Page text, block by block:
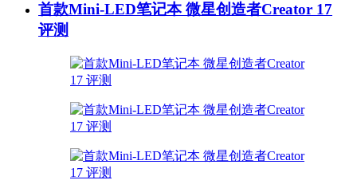
首款Mini-LED笔记本 微星创造者Creator 17
评测